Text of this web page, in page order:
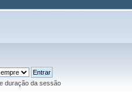
duração da sessão